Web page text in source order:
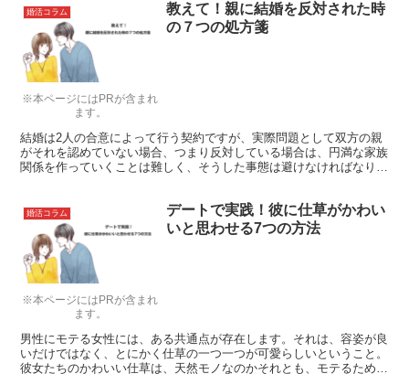
※本ページにはPRが含まれ
ます。
婚活コラム
教えて！親に結婚を反対された時
の７つの処方箋
結婚は2人の合意によって行う契約ですが、実際問題として双方の親
がそれを認めていない場合、つまり反対している場合は、円満な家族
関係を作っていくことは難しく、そうした事態は避けなければなりま
※本ページにはPRが含まれ
ます。
婚活コラム
デートで実践！彼に仕草がかわい
いと思わせる7つの方法
男性にモテる女性には、ある共通点が存在します。それは、容姿が良
いだけではなく、とにかく仕草の一つ一つが可愛らしいということ。
彼女たちのかわいい仕草は、天然モノなのかそれとも、モテるために